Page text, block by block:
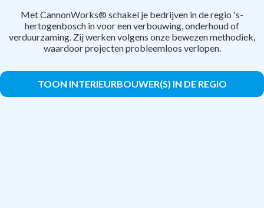
Met CannonWorks® schakel je bedrijven in de regio 's-
hertogenbosch in voor een verbouwing, onderhoud of
verduurzaming. Zij werken volgens onze bewezen methodiek,
waardoor projecten probleemloos verlopen.
TOON INTERIEURBOUWER(S) IN DE REGIO